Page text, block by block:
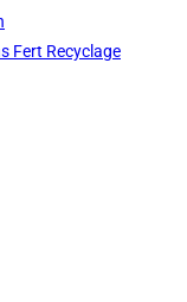
Fert Recyclage